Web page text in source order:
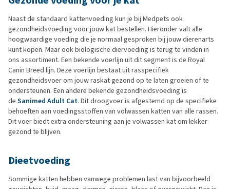
Naast de standaard kattenvoeding kun je bij Medpets ook
gezondheidsvoeding voor jouw kat bestellen. Hieronder valt alle
hoogwaardige voeding die je normaal gesproken bij jouw dierenarts
kunt kopen. Maar ook biologische diervoeding is terug te vinden in
ons assortiment. Een bekende voerlijn uit dit segment is de Royal
Canin Breed lijn. Deze voerlijn bestaat uit rasspecifiek
gezondheidsvoer om jouw raskat gezond op te laten groeien of te
ondersteunen. Een andere bekende gezondheidsvoeding is
de Sanimed Adult Cat. Dit droogvoer is afgestemd op de specifieke
behoeften aan voedingsstoffen van volwassen katten van alle rassen.
Dit voer biedt extra ondersteuning aan je volwassen kat om lekker
gezond te blijven.
Dieetvoeding
Sommige katten hebben vanwege problemen last van bijvoorbeeld